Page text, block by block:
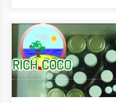
X
à
P
h
ò
n
g
T
hi
n